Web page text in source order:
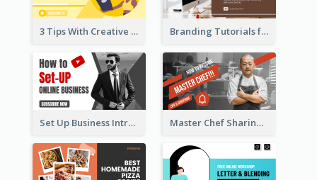
3 Tips With Creative Writing Youtube Thumbnails Branding Tutorials for Design Youtube Thumbnail
Set Up Business Intro YouTube Thumbnail Master Chef Sharing YouTube Thumbnail